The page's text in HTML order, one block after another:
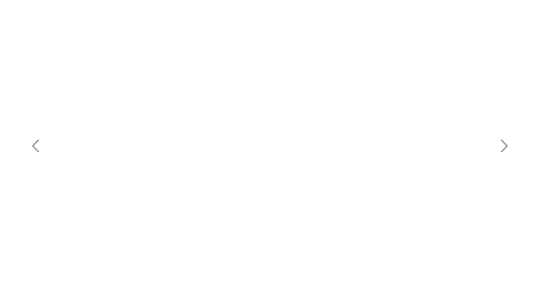
FERRUM